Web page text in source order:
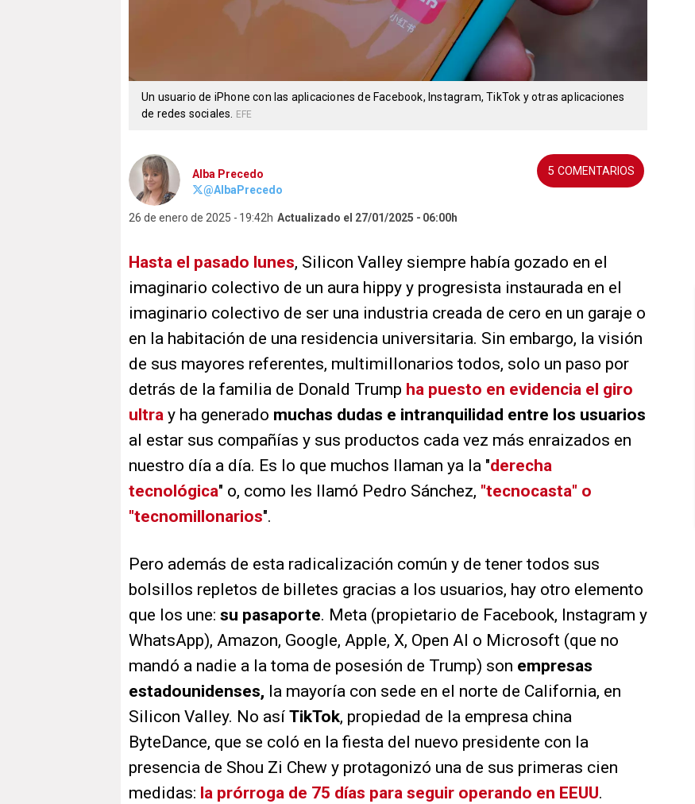
Un usuario de iPhone con las aplicaciones de Facebook, Instagram, TikTok y otras aplicaciones
de redes sociales. EFE
Alba Precedo
@AlbaPrecedo
26 de enero de 2025 19:42h Actualizado el 27/01/2025 06:00h
5
Hasta el pasado lunes, Silicon Valley siempre había gozado en el
imaginario colectivo de un aura hippy y progresista instaurada en el
imaginario colectivo de ser una industria creada de cero en un garaje o
en la habitación de una residencia universitaria. Sin embargo, la visión
de sus mayores referentes, multimillonarios todos, solo un paso por
detrás de la familia de Donald Trump ha puesto en evidencia el giro
ultra y ha generado muchas dudas e intranquilidad entre los usuarios
al estar sus compañías y sus productos cada vez más enraizados en
nuestro día a día. Es lo que muchos llaman ya la "derecha
tecnológica" o, como les llamó Pedro Sánchez, "tecnocasta" o
"tecnomillonarios".
Pero además de esta radicalización común y de tener todos sus
bolsillos repletos de billetes gracias a los usuarios, hay otro elemento
que los une: su pasaporte. Meta (propietario de Facebook, Instagram y
WhatsApp), Amazon, Google, Apple, X, Open AI o Microsoft (que no
mandó a nadie a la toma de posesión de Trump) son empresas
estadounidenses, la mayoría con sede en el norte de California, en
Silicon Valley. No así TikTok, propiedad de la empresa china
ByteDance, que se coló en la fiesta del nuevo presidente con la
presencia de Shou Zi Chew y protagonizó una de sus primeras cien
medidas: la prórroga de 75 días para seguir operando en EEUU.